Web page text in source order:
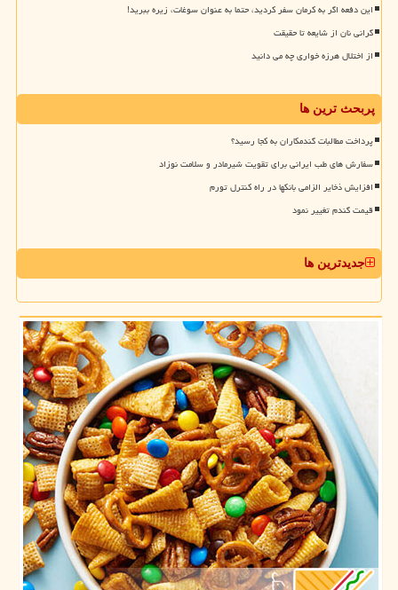
این دفعه اگر به کرمان سفر کردید، حتما به عنوان سوغات، زیره ببرید!
گرانی نان از شایعه تا حقیقت
از اختلال هرزه خواری چه می دانید
پربحث ترین ها
پرداخت مطالبات گندمکاران به کجا رسید؟
سفارش های طب ایرانی برای تقویت شیرمادر و سلامت نوزاد
افزایش ذخایر الزامی بانکها در راه کنترل تورم
قیمت گندم تغییر نمود
جدیدترین ها